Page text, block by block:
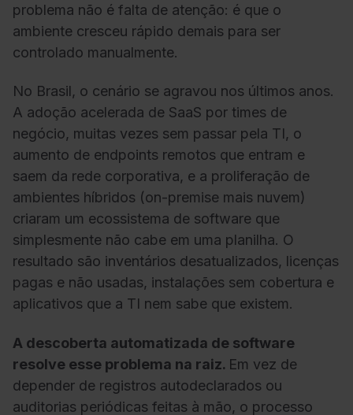
problema não é falta de atenção: é que o
ambiente cresceu rápido demais para ser
controlado manualmente.
No Brasil, o cenário se agravou nos últimos anos.
A adoção acelerada de SaaS por times de
negócio, muitas vezes sem passar pela TI, o
aumento de endpoints remotos que entram e
saem da rede corporativa, e a proliferação de
ambientes híbridos (on-premise mais nuvem)
criaram um ecossistema de software que
simplesmente não cabe em uma planilha. O
resultado são inventários desatualizados, licenças
pagas e não usadas, instalações sem cobertura e
aplicativos que a TI nem sabe que existem.
A descoberta automatizada de software
resolve esse problema na raiz. Em vez de
depender de registros autodeclarados ou
auditorias periódicas feitas à mão, o processo